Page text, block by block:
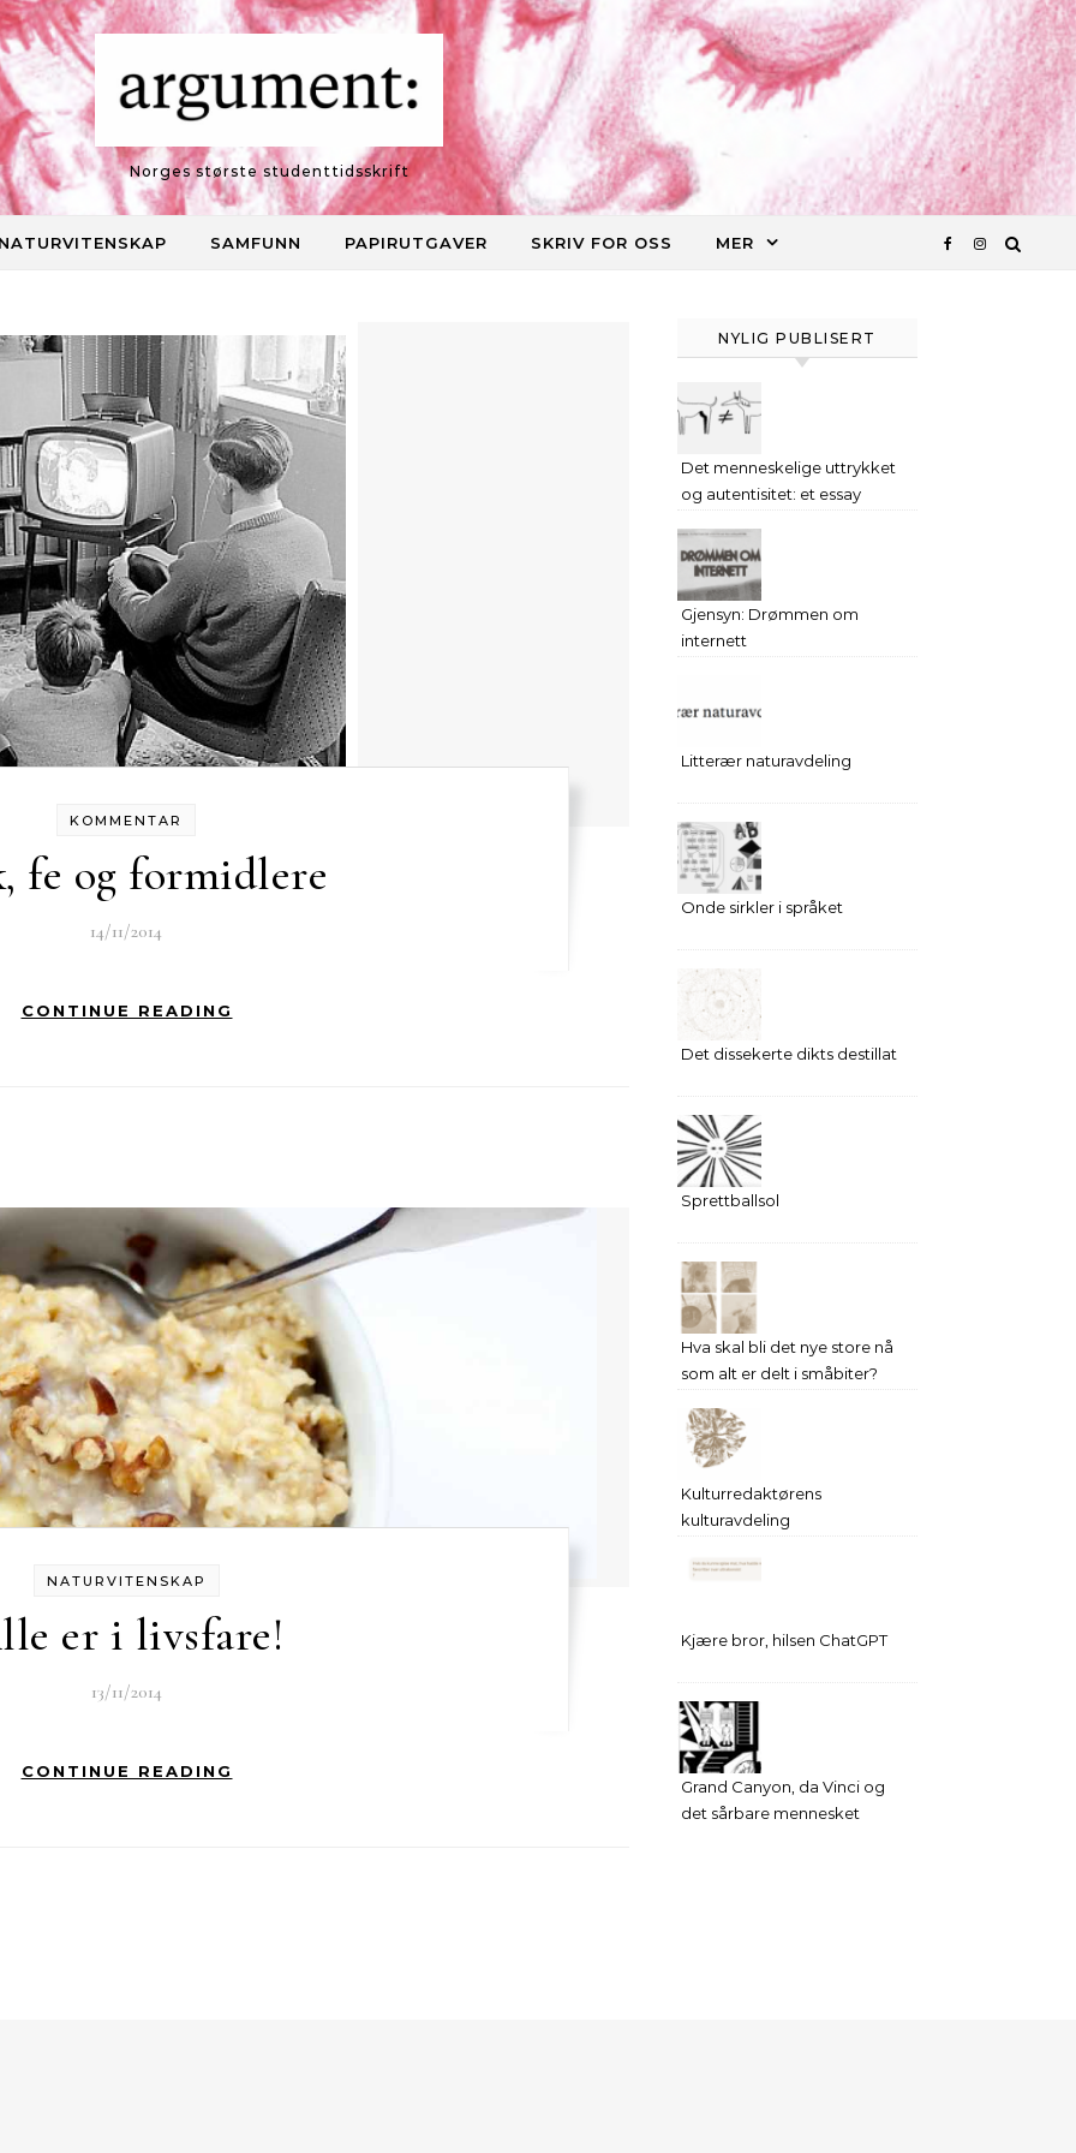
Norges største studenttidsskrift
SAMFUNN PAPIRUTGAVER SKRIV FOR OSS MER
KOMMENTAR
fe og formidlere
14/11/2014
CONTINUE READING
NATURVITENSKAP
er i livsfare!
13/11/2014
CONTINUE READING
NYLIG PUBLISERT
Det menneskelige uttrykket
og autentisitet: et essay
Gjensyn: Drømmen om
internett
Litterær naturavdeling
Onde sirkler i språket
Det dissekerte dikts destillat
Sprettballsol
Hva skal bli det nye store nå
som alt er delt i småbiter?
Kulturredaktørens
kulturavdeling
Kjære bror, hilsen ChatGPT
Grand Canyon, da Vinci og
det sårbare mennesket